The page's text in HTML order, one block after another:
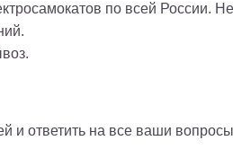
по всей
и ответить на все ваши